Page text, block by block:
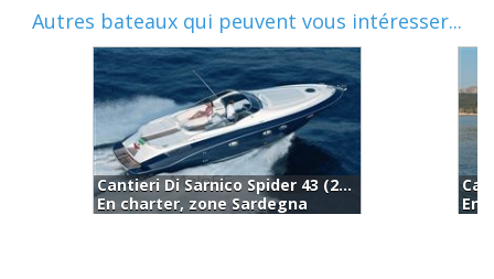
Autres bateaux qui peuvent vous intéresser...
Cantieri Di Sarnico Sarnico 58 (2004)
En charter, zone Sardegna